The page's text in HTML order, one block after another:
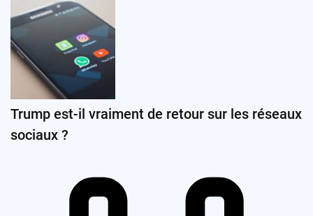
Trump est-il vraiment de retour sur les réseaux
sociaux ?